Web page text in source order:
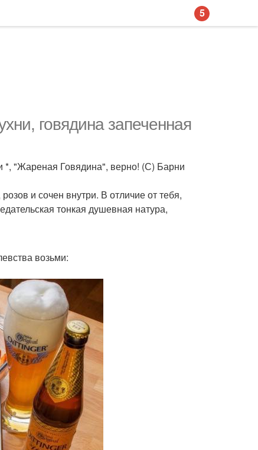
говядина запеченная
*, "Жареная Говядина", верно! (С) Барни
и сочен внутри. В отличие от тебя,
тонкая душевная натура,
возьми:
5